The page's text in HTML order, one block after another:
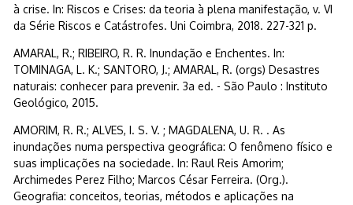
à crise. In: Riscos e Crises: da teoria à plena manifestação, v. VI
da Série Riscos e Catástrofes. Uni Coimbra, 2018. 227-321 p.
AMARAL, R.; RIBEIRO, R. R. Inundação e Enchentes. In:
TOMINAGA, L. K.; SANTORO, J.; AMARAL, R. (orgs) Desastres
naturais: conhecer para prevenir. 3a ed. - São Paulo : Instituto
Geológico, 2015.
AMORIM, R. R.; ALVES, I. S. V. ; MAGDALENA, U. R. . As
inundações numa perspectiva geográfica: O fenômeno físico e
suas implicações na sociedade. In: Raul Reis Amorim;
Archimedes Perez Filho; Marcos César Ferreira. (Org.).
Geografia: conceitos, teorias, métodos e aplicações na